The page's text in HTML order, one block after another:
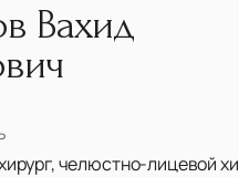
Вахид
челюстно-лицевой